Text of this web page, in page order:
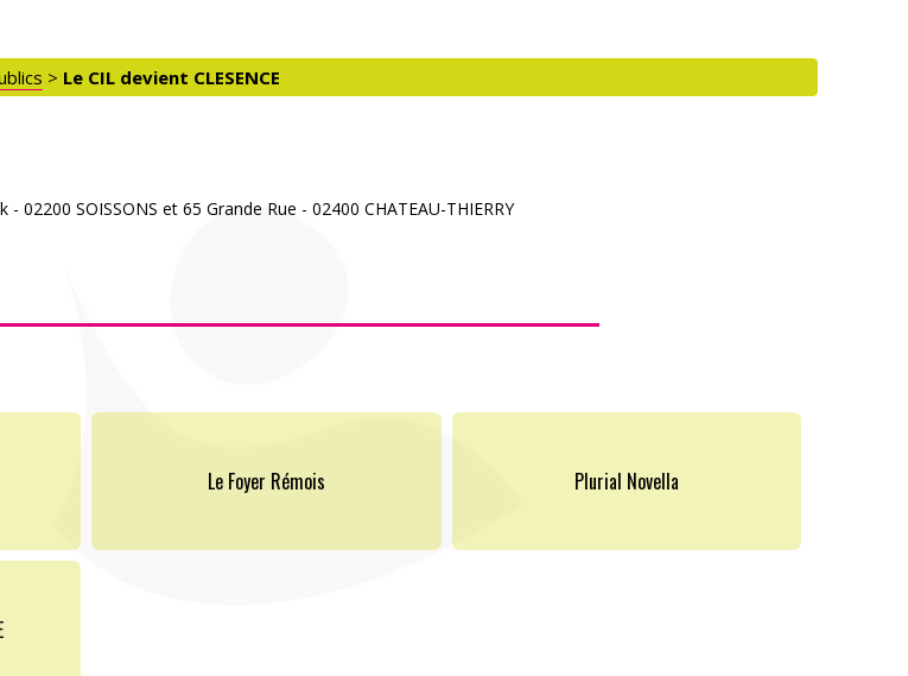
> Le CIL devient CLESENCE
- 02200 SOISSONS et 65 Grande Rue - 02400 CHATEAU-THIERRY
Le Foyer Rémois Plurial Novella